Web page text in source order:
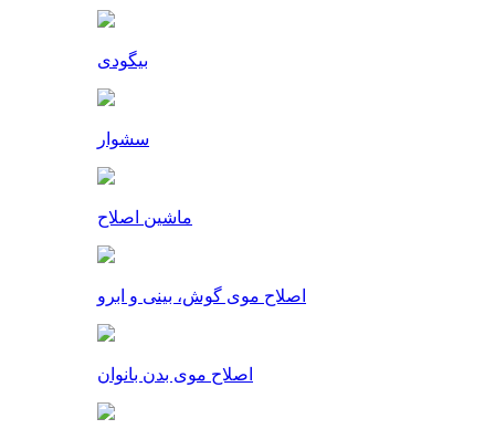
بیگودی
سشوار
ماشین اصلاح
اصلاح موی گوش، بینی و ابرو
اصلاح موی بدن بانوان